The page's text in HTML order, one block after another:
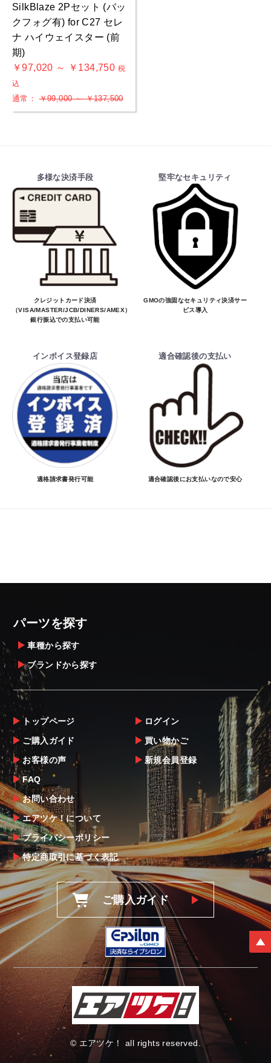
SilkBlaze 2Pセット (バッ
クフォグ有) for C27 セレ
ナ ハイウェイスター (前
期)
￥97,020 ～ ￥134,750 税
込
通常：￥99,000 ～ ￥137,500
多様な決済手段
クレジットカード決済
（VISA/MASTER/JCB/DINERS/AMEX）、
銀行振込での支払い可能
堅牢なセキュリティ
GMOの強固なセキュリティ決済サー
ビス導入
インボイス登録店
適格請求書発行可能
適合確認後の支払い
適合確認後にお支払いなので安心
パーツを探す
車種から探す
ブランドから探す
トップページ
ご購入ガイド
お客様の声
FAQ
お問い合わせ
エアツケ！について
プライバシーポリシー
特定商取引に基づく表記
ログイン
買い物かご
新規会員登録
ご購入ガイド
© エアツケ！ all rights reserved.